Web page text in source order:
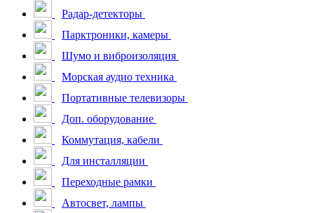
Радар-детекторы
Парктроники, камеры
Шумо и виброизоляция
Морская аудио техника
Портативные телевизоры
Доп. оборудование
Коммутация, кабели
Для инсталляции
Переходные рамки
Автосвет, лампы